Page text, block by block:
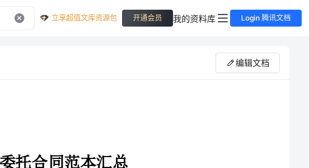
立享超值文库资源包 开通会员 我的资料库 Login 腾讯文档
编辑文档